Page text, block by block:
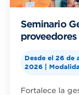
Seminario
proveedores
Desde el 26 de
2026 |
Fortalece la